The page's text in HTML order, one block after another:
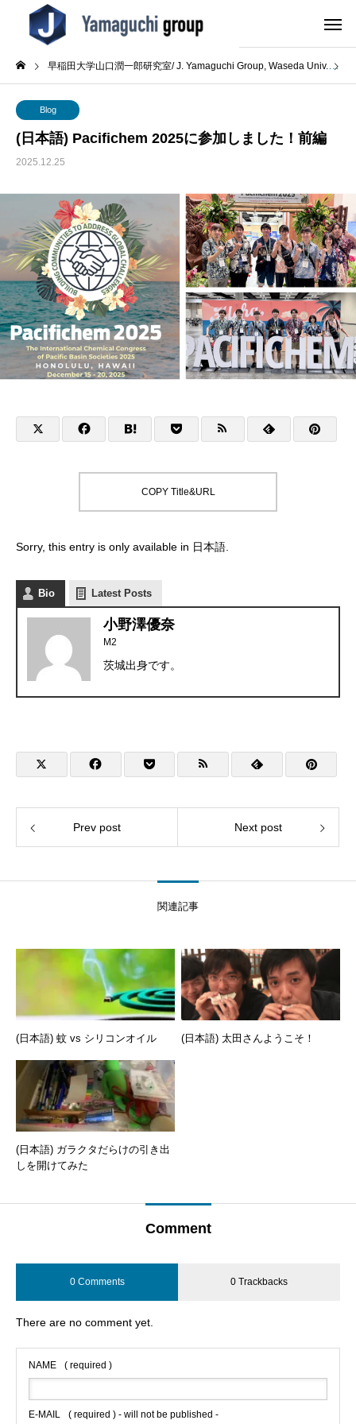
早稲田大学山口潤一郎研究室/ J. Yamaguchi Group, Waseda Univ.
Blog
(日本語) Pacifichem 2025に参加しました！前編
2025.12.25
COPY Title&URL
Sorry, this entry is only available in 日本語
Bio Latest Posts
小野澤優奈
M2
茨城出身です。
Prev post Next post
関連記事
(日本語) 蚊 vs シリコンオイル (日本語) 太田さんようこそ！
(日本語) ガラクタだらけの引き出
しを開けてみた
Comment
0 Comments 0 Trackbacks
There are no comment yet.
NAME ( required )
E-MAIL ( required ) - will not be published -